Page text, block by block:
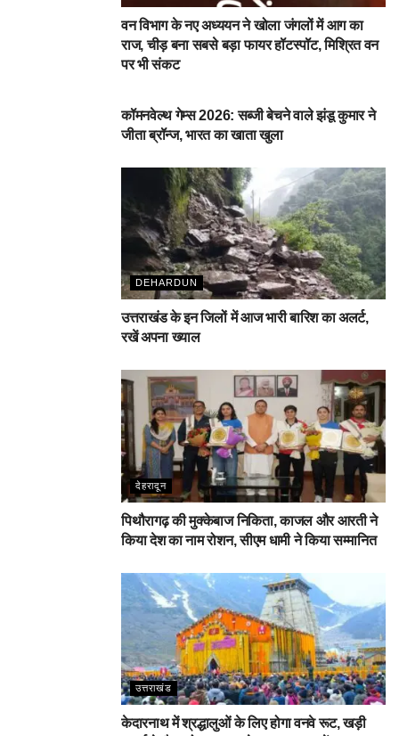
वन विभाग के नए अध्ययन ने खोला जंगलों में आग का
राज, चीड़ बना सबसे बड़ा फायर हॉटस्पॉट, मिश्रित वन
पर भी संकट
कॉमनवेल्थ गेम्स 2026: सब्जी बेचने वाले झंडू कुमार ने
जीता ब्रॉन्ज, भारत का खाता खुला
DEHARDUN
उत्तराखंड के इन जिलों में आज भारी बारिश का अलर्ट,
रखें अपना ख्याल
देहरादून
पिथौरागढ़ की मुक्केबाज निकिता, काजल और आरती ने
किया देश का नाम रोशन, सीएम धामी ने किया सम्मानित
उत्तराखंड
केदारनाथ में श्रद्धालुओं के लिए होगा वनवे रूट, खड़ी